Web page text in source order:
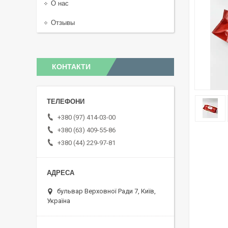
О нас
Отзывы
КОНТАКТИ
+380 (97) 414-03-00
+380 (63) 409-55-86
+380 (44) 229-97-81
бульвар Верховної Ради 7, Київ,
Україна